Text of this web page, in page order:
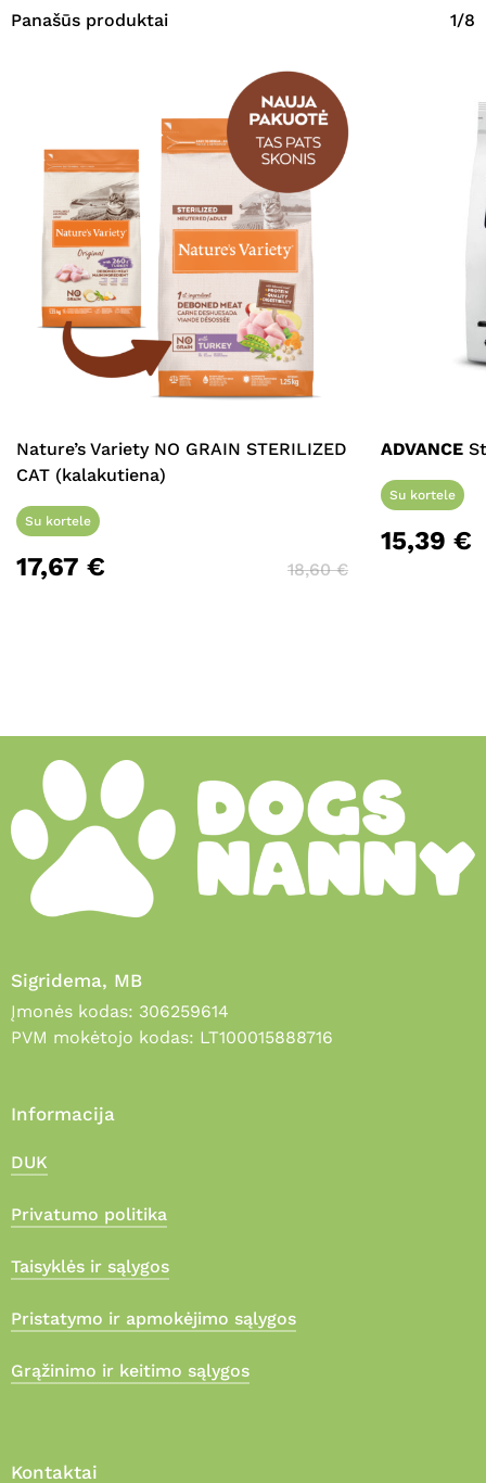
Panašūs produktai 1/8
Nature’s Variety NO GRAIN STERILIZED
CAT (kalakutiena)
Su kortele
17,67 € 18,60€
ADVANCE
Su kortele
15,39 €
Sigridema, MB
Įmonės kodas: 306259614
PVM mokėtojo kodas: LT100015888716
Informacija
DUK
Privatumo politika
Taisyklės ir sąlygos
Pristatymo ir apmokėjimo sąlygos
Grąžinimo ir keitimo sąlygos
Kontaktai